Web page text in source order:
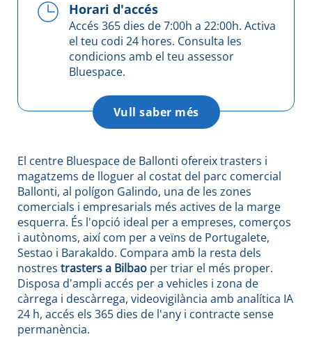
Horari d'accés
Accés 365 dies de 7:00h a 22:00h. Activa
el teu codi 24 hores. Consulta les
condicions amb el teu assessor
Bluespace.
Vull saber més
El centre Bluespace de Ballonti ofereix trasters i
magatzems de lloguer al costat del parc comercial
Ballonti, al polígon Galindo, una de les zones
comercials i empresarials més actives de la marge
esquerra. És l'opció ideal per a empreses, comerços
i autònoms, així com per a veïns de Portugalete,
Sestao i Barakaldo. Compara amb la resta dels
nostres trasters a Bilbao per triar el més proper.
Disposa d'ampli accés per a vehicles i zona de
càrrega i descàrrega, videovigilància amb analítica IA
24 h, accés els 365 dies de l'any i contracte sense
permanència.